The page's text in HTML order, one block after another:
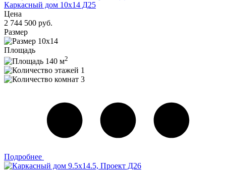
Каркасный дом 10х14 Д25
Цена
2 744 500 руб.
Размер
10х14
Площадь
140 м2
1
3
Подробнее